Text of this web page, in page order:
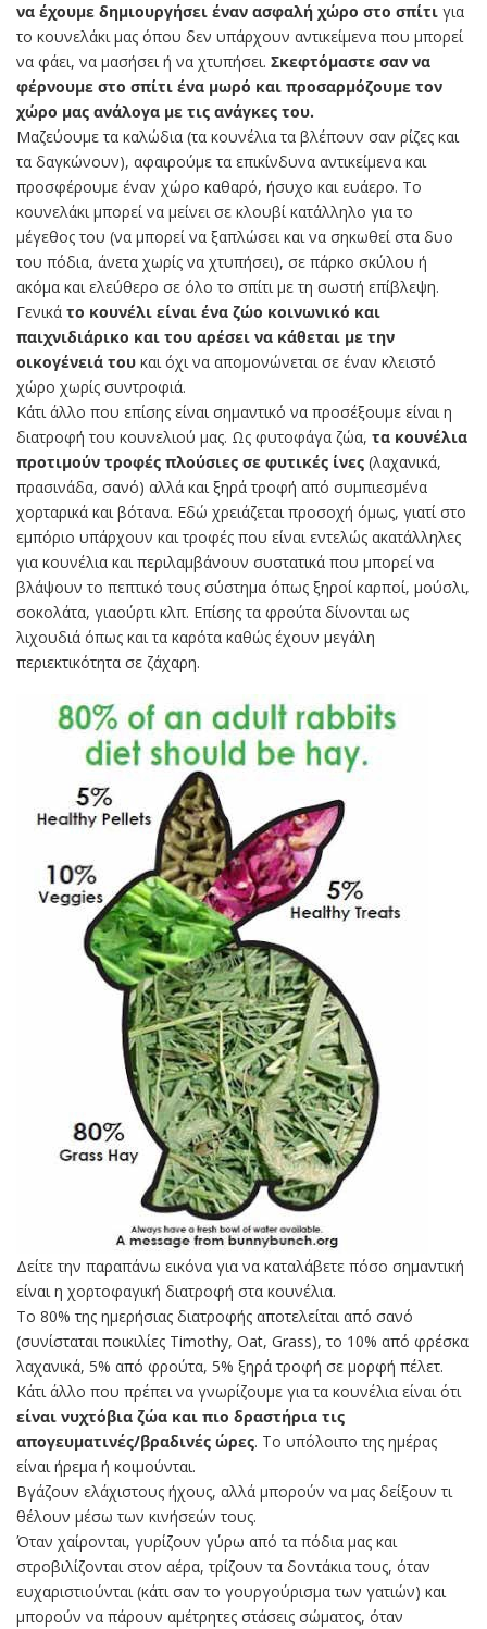
να έχουμε δημιουργήσει έναν ασφαλή χώρο στο σπίτι για
το κουνελάκι μας όπου δεν υπάρχουν αντικείμενα που μπορεί
να φάει, να μασήσει ή να χτυπήσει. Σκεφτόμαστε σαν να
φέρνουμε στο σπίτι ένα μωρό και προσαρμόζουμε τον
χώρο μας ανάλογα με τις ανάγκες του.
Μαζεύουμε τα καλώδια (τα κουνέλια τα βλέπουν σαν ρίζες και
τα δαγκώνουν), αφαιρούμε τα επικίνδυνα αντικείμενα και
προσφέρουμε έναν χώρο καθαρό, ήσυχο και ευάερο. Το
κουνελάκι μπορεί να μείνει σε κλουβί κατάλληλο για το
μέγεθος του (να μπορεί να ξαπλώσει και να σηκωθεί στα δυο
του πόδια, άνετα χωρίς να χτυπήσει), σε πάρκο σκύλου ή
ακόμα και ελεύθερο σε όλο το σπίτι με τη σωστή επίβλεψη.
Γενικά το κουνέλι είναι ένα ζώο κοινωνικό και
παιχνιδιάρικο και του αρέσει να κάθεται με την
οικογένειά του και όχι να απομονώνεται σε έναν κλειστό
χώρο χωρίς συντροφιά.
Κάτι άλλο που επίσης είναι σημαντικό να προσέξουμε είναι η
διατροφή του κουνελιού μας. Ως φυτοφάγα ζώα, τα κουνέλια
προτιμούν τροφές πλούσιες σε φυτικές ίνες (λαχανικά,
πρασινάδα, σανό) αλλά και ξηρά τροφή από συμπιεσμένα
χορταρικά και βότανα. Εδώ χρειάζεται προσοχή όμως, γιατί στο
εμπόριο υπάρχουν και τροφές που είναι εντελώς ακατάλληλες
για κουνέλια και περιλαμβάνουν συστατικά που μπορεί να
βλάψουν το πεπτικό τους σύστημα όπως ξηροί καρποί, μούσλι,
σοκολάτα, γιαούρτι κλπ. Επίσης τα φρούτα δίνονται ως
λιχουδιά όπως και τα καρότα καθώς έχουν μεγάλη
περιεκτικότητα σε ζάχαρη.
Δείτε την παραπάνω εικόνα για να καταλάβετε πόσο σημαντική
είναι η χορτοφαγική διατροφή στα κουνέλια.
Το 80% της ημερήσιας διατροφής αποτελείται από σανό
(συνίσταται ποικιλίες Timothy, Oat, Grass), το 10% από φρέσκα
λαχανικά, 5% από φρούτα, 5% ξηρά τροφή σε μορφή πέλετ.
Κάτι άλλο που πρέπει να γνωρίζουμε για τα κουνέλια είναι ότι
είναι νυχτόβια ζώα και πιο δραστήρια τις
απογευματινές/βραδινές ώρες. Το υπόλοιπο της ημέρας
είναι ήρεμα ή κοιμούνται.
Βγάζουν ελάχιστους ήχους, αλλά μπορούν να μας δείξουν τι
θέλουν μέσω των κινήσεών τους.
Όταν χαίρονται, γυρίζουν γύρω από τα πόδια μας και
στροβιλίζονται στον αέρα, τρίζουν τα δοντάκια τους, όταν
ευχαριστιούνται (κάτι σαν το γουργούρισμα των γατιών) και
μπορούν να πάρουν αμέτρητες στάσεις σώματος, όταν